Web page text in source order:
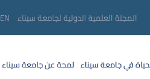
المجلة العلمية الدولية لجامعة سيناء EN
في جامعة سيناء لمحة عن جامعة سيناء